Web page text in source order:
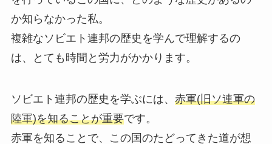
か知らなかった私。
複雑なソビエト連邦の歴史を学んで理解するの
は、とても時間と労力がかかります。
ソビエト連邦の歴史を学ぶには、 赤軍(旧ソ連軍の
陸軍)を知ることが重要です。
赤軍を知ることで、この国のたどってきた道が想